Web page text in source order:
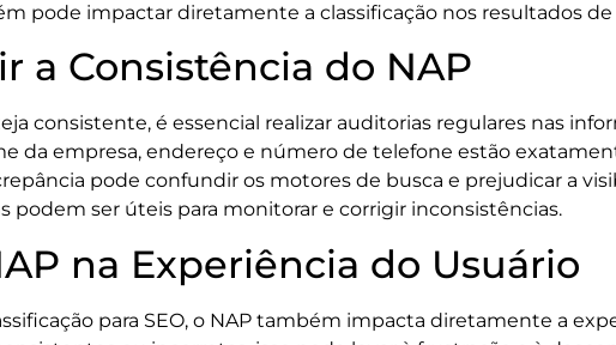
pode impactar diretamente a classificação nos resultados de
a Consistência do NAP
consistente, é essencial realizar auditorias regulares nas
da empresa, endereço e número de telefone estão
pode confundir os motores de busca e prejudicar a
podem ser úteis para monitorar e corrigir inconsistências.
na Experiência do Usuário
para SEO, o NAP também impacta diretamente a